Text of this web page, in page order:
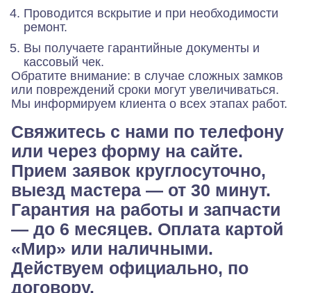
Проводится вскрытие и при необходимости
ремонт.
Вы получаете гарантийные документы и
кассовый чек.
Обратите внимание: в случае сложных замков
или повреждений сроки могут увеличиваться.
Мы информируем клиента о всех этапах работ.
Свяжитесь с нами по телефону
или через форму на сайте.
Прием заявок круглосуточно,
выезд мастера — от 30 минут.
Гарантия на работы и запчасти
— до 6 месяцев. Оплата картой
«Мир» или наличными.
Действуем официально, по
договору.